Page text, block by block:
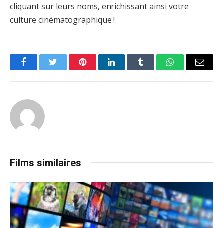
cliquant sur leurs noms, enrichissant ainsi votre
culture cinématographique !
FacebookTwitter PinterestLinkedInTumblr WhatsAppEmail
Films similaires